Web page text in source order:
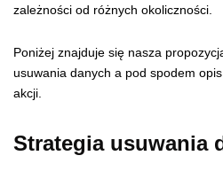
zależności od różnych okoliczności.
Poniżej znajduje się nasza
usuwania danych a pod spodem
akcji.
Strategia usuwania